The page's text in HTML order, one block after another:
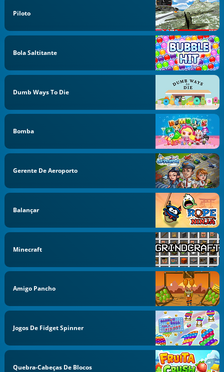
Piloto
Bola Saltitante
Dumb Ways To Die
Bomba
Gerente De Aeroporto
Balançar
Minecraft
Amigo Pancho
Jogos De Fidget Spinner
Quebra-Cabeças De Blocos